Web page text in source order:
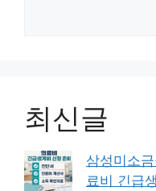
최신글
삼성미소
료비 긴급